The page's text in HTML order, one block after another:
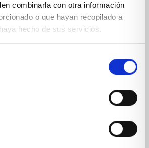
combinarla con otra información
o que hayan recopilado a
hecho de sus servicios.